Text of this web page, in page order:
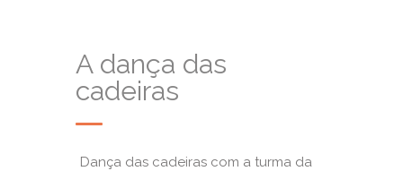
A dança das
cadeiras
Dança das cadeiras com a turma da